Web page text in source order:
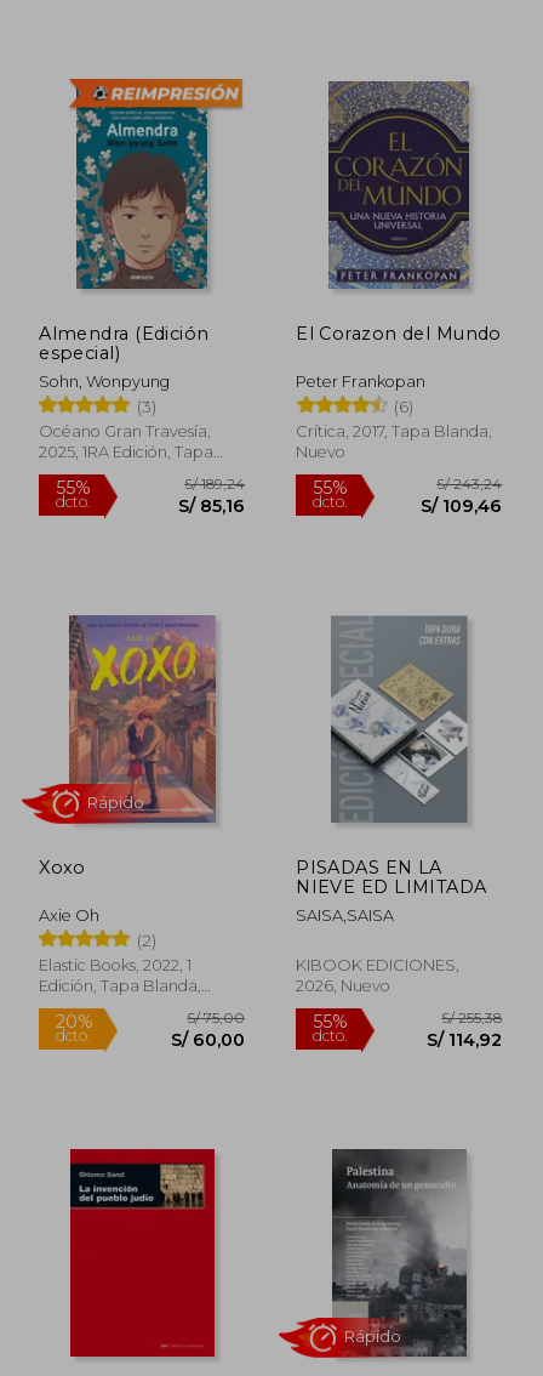
55%
dcto. S/ 88,70
55%
dcto.
Almendra (Edición
especial)
Sohn, Wonpyung
(3)
Océano Gran Travesía,
2025, 1RA Edición, Tapa
Dura, Nuevo
55%
El Corazon del Mundo
Peter Frankopan
(6)
Crítica, 2017, Tapa Blanda,
Nuevo
55%
dcto. S/
Xoxo
Axie Oh
(2)
Elastic Books, 2022, 1
Edición, Tapa Blanda,
Nuevo
PISADAS EN LA
NIEVE ED LIMITADA
SAISA,SAISA
KIBOOK EDICIONES,
2026, Nuevo